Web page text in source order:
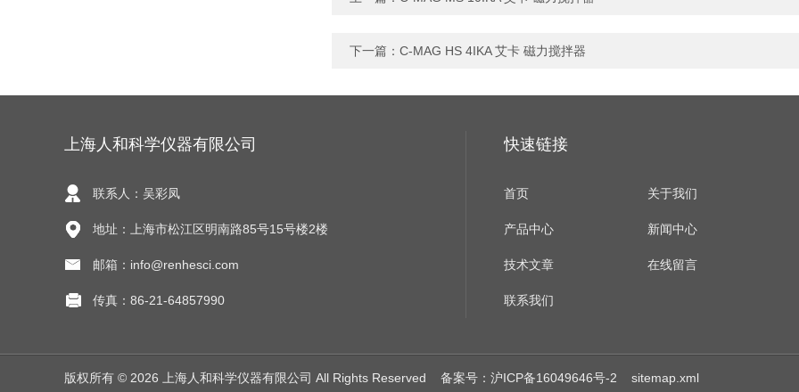
下一篇： C-MAG HS 4IKA 艾卡 磁力搅拌器
上海人和科学仪器有限公司
联系人：吴彩凤
地址：上海市松江区明南路85号15号楼2楼
邮箱：info@renhesci.com
传真：86-21-64857990
快速链接
首页 关于我们
产品中心 新闻中心
技术文章 在线留言
联系我们
版权所有 © 2026 上海人和科学仪器有限公司 All Rights Reserved 备案号：沪ICP备16049646号-2 sitemap.xml